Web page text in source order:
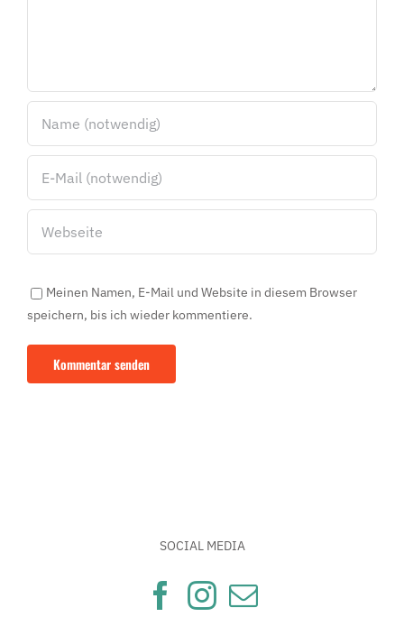
Meinen Namen, E-Mail und Website in diesem Browser
speichern, bis ich wieder kommentiere.
SOCIAL MEDIA